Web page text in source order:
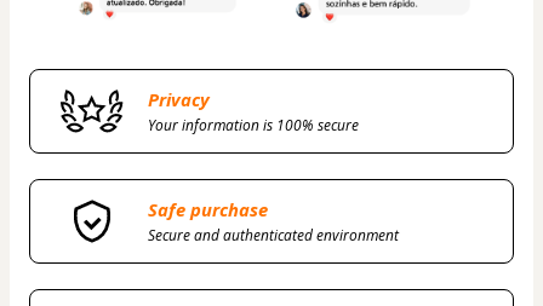
Privacy
Your information is 100% secure
Safe purchase
Secure and authenticated environment